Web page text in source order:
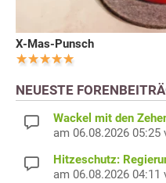
X-Mas-Punsch
NEUESTE
Wackel mit den
am 06.08.2026 05:25
Hitzeschutz:
am 06.08.2026 04:11